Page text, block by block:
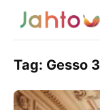
Tag: Gesso